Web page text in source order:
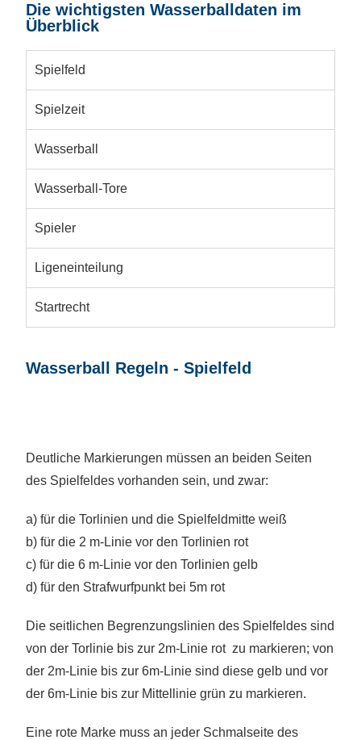
Die wichtigsten Wasserballdaten im
Überblick
Spielfeld
Spielzeit
Wasserball
Wasserball-Tore
Spieler
Ligeneinteilung
Startrecht
Wasserball Regeln - Spielfeld
Deutliche Markierungen müssen an beiden Seiten
des Spielfeldes vorhanden sein, und zwar:
a) für die Torlinien und die Spielfeldmitte weiß
b) für die 2 m-Linie vor den Torlinien rot
c) für die 6 m-Linie vor den Torlinien gelb
d) für den Strafwurfpunkt bei 5m rot
Die seitlichen Begrenzungslinien des Spielfeldes sind
von der Torlinie bis zur 2m-Linie rot zu markieren; von
der 2m-Linie bis zur 6m-Linie sind diese gelb und vor
der 6m-Linie bis zur Mittellinie grün zu markieren.
Eine rote Marke muss an jeder Schmalseite des